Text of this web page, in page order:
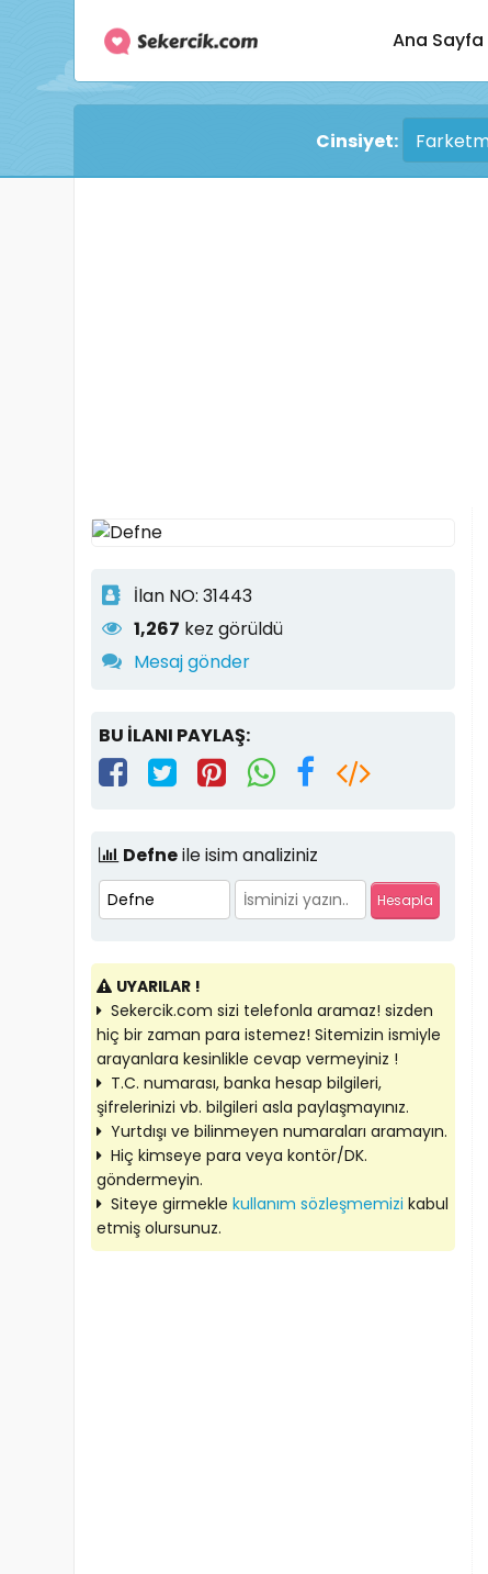
Ana Sayfa
Cinsiyet:
İlan NO: 31443
1,267 kez görüldü
Mesaj gönder
BU İLANI PAYLAŞ:
Defneile isim analiziniz
UYARILAR !
Sekercik.com sizi telefonla aramaz! sizden
hiç bir zaman para istemez! Sitemizin ismiyle
arayanlara kesinlikle cevap vermeyiniz !
T.C. numarası, banka hesap bilgileri,
şifrelerinizi vb. bilgileri asla paylaşmayınız.
Yurtdışı ve bilinmeyen numaraları aramayın.
Hiç kimseye para veya kontör/DK.
göndermeyin.
Siteye girmeklekullanım sözleşmemizi kabul
etmiş olursunuz.